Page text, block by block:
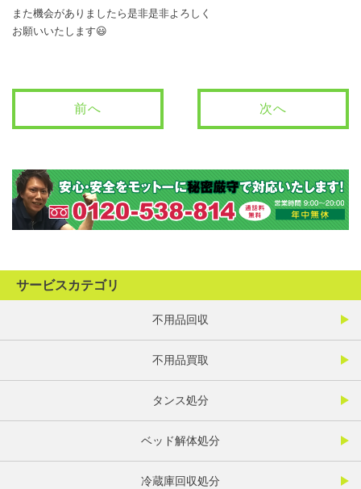
また機会がありましたら是非是非よろしく
お願いいたします😃
前へ 次へ
サービスカテゴリ
不用品回収
不用品買取
タンス処分
ベッド解体処分
冷蔵庫回収処分